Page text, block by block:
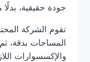
جودة حقيقية،
تقوم الشركة
المساحات بدقة،
والإكسسوارات